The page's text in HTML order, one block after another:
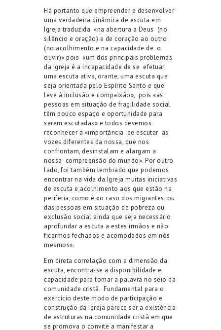
Há portanto que empreender e desenvolver
uma verdadeira dinâmica de escuta em
Igreja traduzida «na abertura a Deus (no
silêncio e oração) e de coração ao outro
(no acolhimento e na capacidade de o
ouvir)» pois «um dos principais problemas
da Igreja é a incapacidade de se efetuar
uma escuta ativa, orante, uma escuta que
seja orientada pelo Espírito Santo e que
leve à inclusão e compaixão», pois «as
pessoas em situação de fragilidade social
têm pouco espaço e oportunidade para
serem escutadas» e todos devemos
reconhecer a «importância de escutar as
vozes diferentes da nossa, que nos
confrontam, desinstalam e alargam a
nossa compreensão do mundo». Por outro
lado, foi também lembrado que podemos
encontrar na vida da Igreja muitas iniciativas
de escuta e acolhimento aos que estão na
periferia, como é «o caso dos migrantes, ou
das pessoas em situação de pobreza ou
exclusão social ainda que seja necessário
aprofundar a escuta a estes irmãos e não
ficarmos fechados e acomodados em nós
mesmos».
Em direta correlação com a dimensão da
escuta, encontra-se a disponibilidade e
capacidade para tomar a palavra no seio da
comunidade cristã. Fundamental para o
exercício deste modo de participação e
construção da Igreja parece ser a existência
de estruturas na comunidade cristã em que
se promova o convite a manifestar a